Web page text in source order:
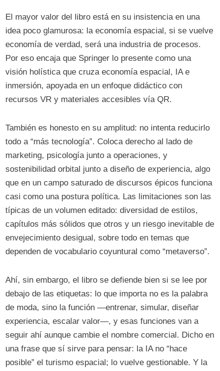
El mayor valor del libro está en su insistencia en una
idea poco glamurosa: la economía espacial, si se vuelve
economía de verdad, será una industria de procesos.
Por eso encaja que Springer lo presente como una
visión holística que cruza economía espacial, IA e
inmersión, apoyada en un enfoque didáctico con
recursos VR y materiales accesibles vía QR.
También es honesto en su amplitud: no intenta reducirlo
todo a “más tecnología”. Coloca derecho al lado de
marketing, psicología junto a operaciones, y
sostenibilidad orbital junto a diseño de experiencia, algo
que en un campo saturado de discursos épicos funciona
casi como una postura política. Las limitaciones son las
típicas de un volumen editado: diversidad de estilos,
capítulos más sólidos que otros y un riesgo inevitable de
envejecimiento desigual, sobre todo en temas que
dependen de vocabulario coyuntural como “metaverso”.
Ahí, sin embargo, el libro se defiende bien si se lee por
debajo de las etiquetas: lo que importa no es la palabra
de moda, sino la función —entrenar, simular, diseñar
experiencia, escalar valor—, y esas funciones van a
seguir ahí aunque cambie el nombre comercial. Dicho en
una frase que sí sirve para pensar: la IA no “hace
posible” el turismo espacial; lo vuelve gestionable. Y la